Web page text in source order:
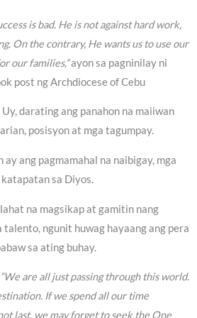
is bad. He is not against hard work,
On the contrary, He wants us to use our
our families,”ayon sa pagninilay ni
post ng Archdiocese of Cebu
darating ang panahon na maiiwan
posisyon at mga tagumpay.
ang pagmamahal na naibigay, mga
sa Diyos.
na magsikap at gamitin nang
talento, ngunit huwag hayaang ang pera
sa ating buhay.
“We are all just passing through this world.
If we spend all our time
last, we may forget to seek the One